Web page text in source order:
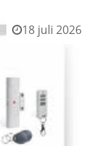
18 juli 2026